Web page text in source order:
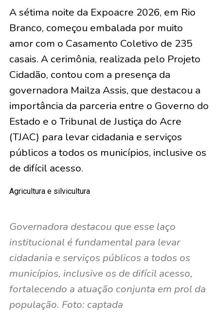
A sétima noite da Expoacre 2026, em Rio
Branco, começou embalada por muito
amor com o Casamento Coletivo de 235
casais. A cerimônia, realizada pelo Projeto
Cidadão, contou com a presença da
governadora Mailza Assis, que destacou a
importância da parceria entre o Governo do
Estado e o Tribunal de Justiça do Acre
(TJAC) para levar cidadania e serviços
públicos a todos os municípios, inclusive os
de difícil acesso.
Agricultura e silvicultura
Governadora destacou que esse laço
institucional é fundamental para levar
cidadania e serviços públicos a todos os
municípios, inclusive os de difícil acesso,
fortalecendo a atuação conjunta em prol da
população. Foto: captada